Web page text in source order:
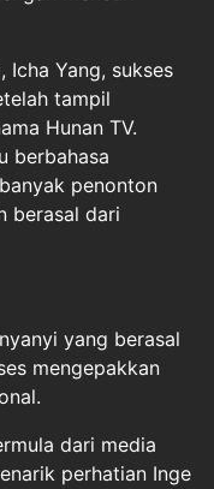
Icha Yang, sukses
tampil
Hunan TV.
berbahasa
penonton
berasal dari
yang berasal
mengepakkan
dari media
perhatian Inge